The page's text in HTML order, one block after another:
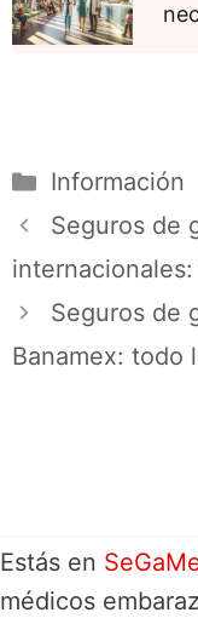
Información
Seguros de
Seguros de
Banamex: todo
Estás en
médicos